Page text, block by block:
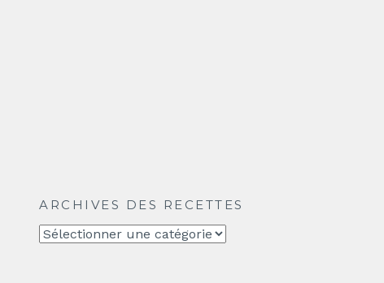
ARCHIVES DES RECETTES
Archives